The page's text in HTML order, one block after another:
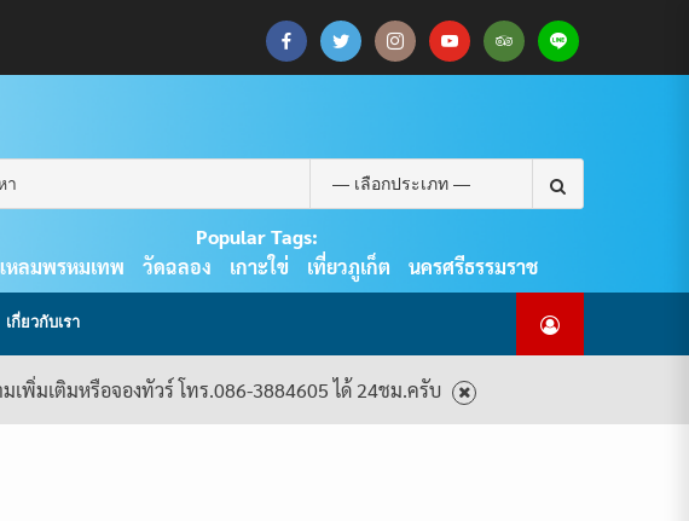
CHECKOUT
SAMPLE
บทความ
ยินดี
PHUKET
เกี่ยว
แพ็คเกจ
Search
for:
Popular Tags:
หลมพรหมเทพ
วัดฉลอง เกาะใข่ เที่ยวภูเก็ต นครศรีธรรมราช
เกี่ยวกับเรา
พิ่มเติมหรือจองทัวร์ โทร.086-3884605 ได้ 24ชม.ครับ